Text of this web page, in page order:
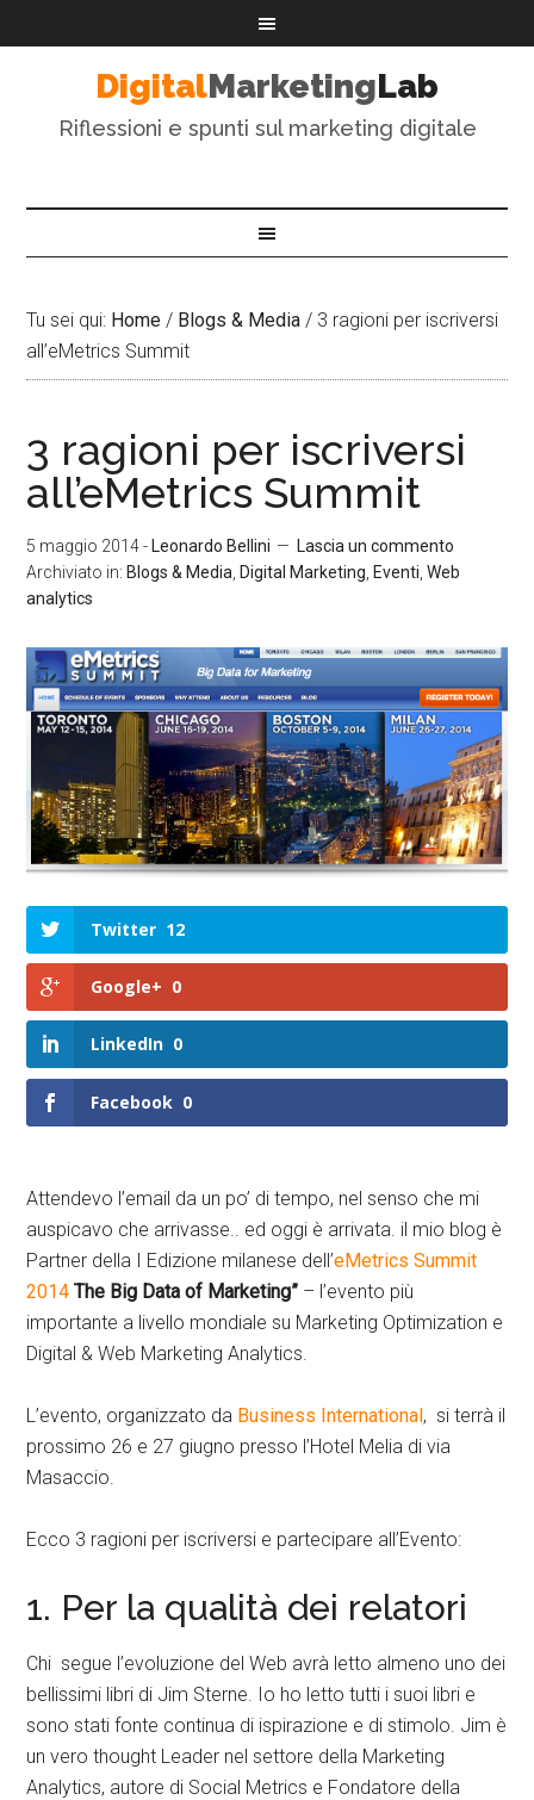
DigitalMarketingLab
Riflessioni e spunti sul marketing digitale
Tu sei qui: Home / Blogs & Media / 3 ragioni per iscriversi
all’eMetrics Summit
3 ragioni per iscriversi
all’eMetrics Summit
5 maggio 2014- Leonardo Bellini
Lascia un commento
Archiviato in: Blogs & Media Digital Marketing Eventi ,Web
analytics
Twitter 12
Google+ 0
LinkedIn 0
Facebook 0
Attendevo l’email da un po’ di tempo, nel senso che mi
auspicavo che arrivasse.. ed oggi è arrivata. il mio blog è
Partner della I Edizione milanese dell’eMetrics Summit
2014 The Big Data of Marketing” – l’evento più
importante a livello mondiale su Marketing Optimization e
Digital & Web Marketing Analytics.
L’evento, organizzato da Business International, si terrà il
prossimo 26 e 27 giugno presso l’Hotel Melia di via
Masaccio.
Ecco 3 ragioni per iscriversi e partecipare all’Evento:
1. Per la qualità dei relatori
Chi segue l’evoluzione del Web avrà letto almeno uno dei
bellissimi libri di Jim Sterne. Io ho letto tutti i suoi libri e
sono stati fonte continua di ispirazione e di stimolo. Jim è
un vero thought Leader nel settore della Marketing
Analytics, autore di Social Metrics e Fondatore della